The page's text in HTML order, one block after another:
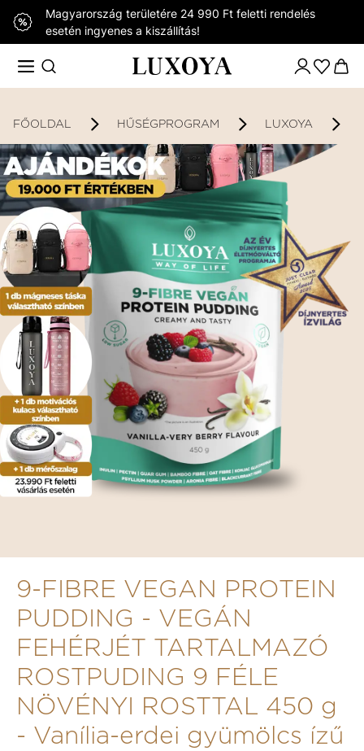
Magyarország területére 24 990 Ft feletti rendelés
esetén ingyenes a kiszállítás!
FŐOLDAL HŰSÉGPROGRAM LUXOYA
9-FIBRE VEGAN PROTEIN
PUDDING - VEGÁN
FEHÉRJÉT TARTALMAZÓ
ROSTPUDING 9 FÉLE
NÖVÉNYI ROSTTAL 450 g
- Vanília-erdei gyümölcs ízű